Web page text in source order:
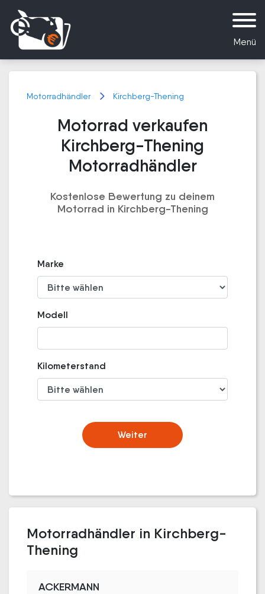
Menü
Motorradhändler Kirchberg-Thening
Motorrad verkaufen
Kirchberg-Thening
Motorradhändler
Kostenlose Bewertung zu deinem
Motorrad in Kirchberg-Thening
Marke
Modell
Kilometerstand
Weiter
Motorradhändler in Kirchberg-
Thening
ACKERMANN